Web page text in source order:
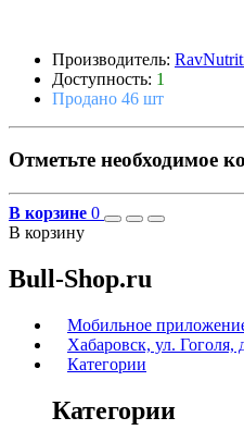
Производитель:
Доступность: 1
Продано 46 шт
Отметьте необходимое
В корзине 0
В корзину
Bull-Shop.ru
Мобильное
Хабаровск, ул. Гоголя,
Категории
Категории